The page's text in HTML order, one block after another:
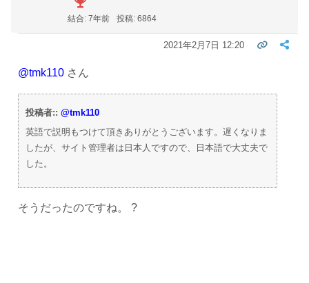
結合: 7年前 投稿: 6864
2021年2月7日 12:20
@tmk110 さん
投稿者:: @tmk110
英語で説明もつけて頂きありがとうございます。遅くなりま
したが、サイト管理者は日本人ですので、日本語で大丈夫で
した。
そうだったのですね。 ?